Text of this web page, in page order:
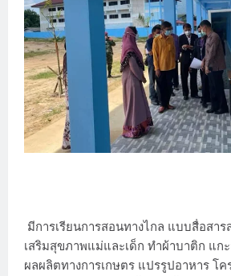
มีการเรียนการสอนทางไกล แบบสื่อสาร
เสริมสุขภาพแม่และเด็ก ทำผ้าบาติก แก
ผลผลิตทางการเกษตร แปรรูปอาหาร โค